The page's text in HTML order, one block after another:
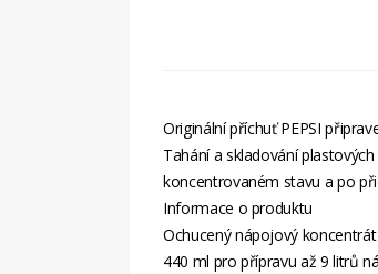
Originální příchuť PEPSI
Tahání a skladování
koncentrovaném stavu a po
Informace o produktu
Ochucený nápojový koncentrát
440 ml pro přípravu až 9 litrů